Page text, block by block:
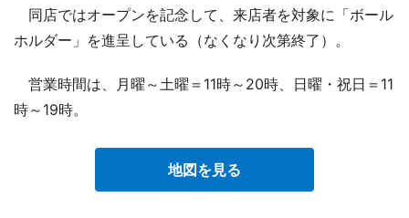
同店ではオープンを記念して、来店者を対象に「ボール
ホルダー」を進呈している（なくなり次第終了）。
営業時間は、月曜～土曜＝11時～20時、日曜・祝日＝11
時～19時。
地図を見る